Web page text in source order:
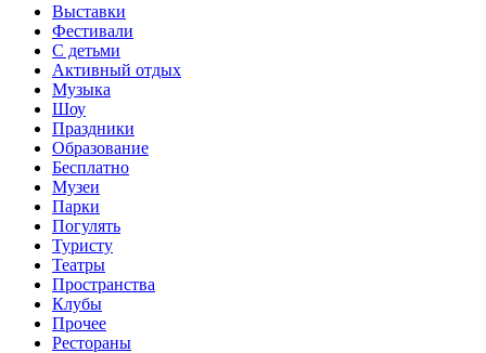
Выставки
Фестивали
С детьми
Активный отдых
Музыка
Шоу
Праздники
Образование
Бесплатно
Музеи
Парки
Погулять
Туристу
Театры
Пространства
Клубы
Прочее
Рестораны